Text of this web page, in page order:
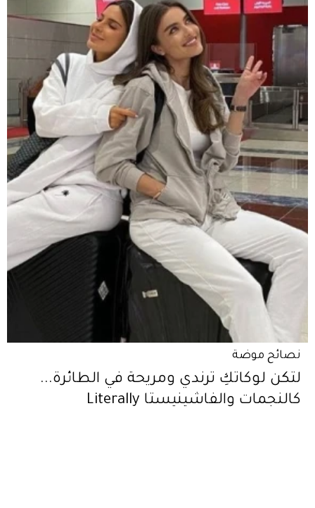
نصائح موضة
لتكن لوكاتكِ ترندي ومريحة في الطائرة...
كالنجمات والفاشينيستا Literally